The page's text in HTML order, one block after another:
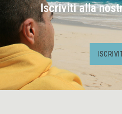
Iscriviti alla